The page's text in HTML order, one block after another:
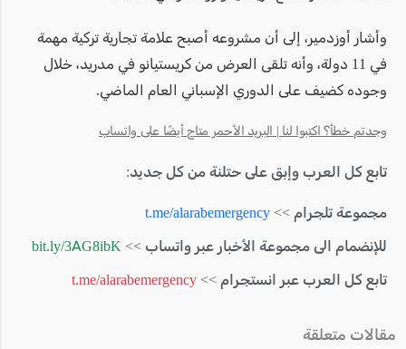
وأشار أوزدمير، إلى أن مشروعه أصبح علامة تجارية تركية مهمة
في 11 دولة، وأنه تلقى العرض من كريستيانو في مدريد، خلال
وجوده كضيف على الدوري الإسباني العام الماضي.
وجدتم خطأ؟ اكتبوا لنا | البريد الأحمر متاح أيضًا على واتساب
تابع كل العرب وإبق على حتلنة من كل جديد:
مجموعة تلجرام >> t.me/alarabemergency
للإنضمام الى مجموعة الأخبار عبر واتساب >> bit.ly/3AG8ibK
تابع كل العرب عبر انستجرام >> t.me/alarabemergency
مقالات متعلقة